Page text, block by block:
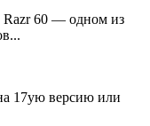
60 — одном из
17ую версию или